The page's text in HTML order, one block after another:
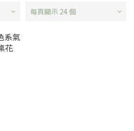
每頁顯示 24 個